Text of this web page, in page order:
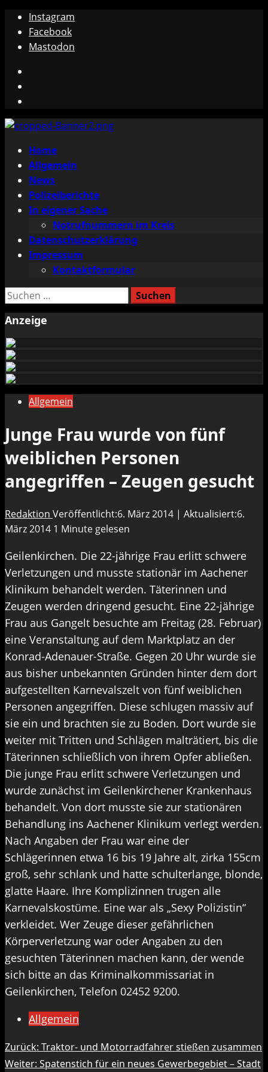
Zum
Inhalt
springen
Instagram
Facebook
Mastodon
Primäres
Menü
Home
Allgemein
News
Polizeiberichte
In eigener Sache
Notrufnummern im Kreis
Datenschutzerklärung
Impressum
Kontaktformular
Suchen
Anzeige
Allgemein
Junge Frau wurde von fünf
weiblichen Personen
angegriffen – Zeugen gesucht
Redaktion Veröffentlicht:6. März 2014 | Aktualisiert:6.
März 2014 1 Minute gelesen
Geilenkirchen. Die 22-jährige Frau erlitt schwere
Verletzungen und musste stationär im Aachener
Klinikum behandelt werden. Täterinnen und
Zeugen werden dringend gesucht. Eine 22-jährige
Frau aus Gangelt besuchte am Freitag (28. Februar)
eine Veranstaltung auf dem Marktplatz an der
Konrad-Adenauer-Straße. Gegen 20 Uhr wurde sie
aus bisher unbekannten Gründen hinter dem dort
aufgestellten Karnevalszelt von fünf weiblichen
Personen angegriffen. Diese schlugen massiv auf
sie ein und brachten sie zu Boden. Dort wurde sie
weiter mit Tritten und Schlägen malträtiert, bis die
Täterinnen schließlich von ihrem Opfer abließen.
Die junge Frau erlitt schwere Verletzungen und
wurde zunächst im Geilenkirchener Krankenhaus
behandelt. Von dort musste sie zur stationären
Behandlung ins Aachener Klinikum verlegt werden.
Nach Angaben der Frau war eine der
Schlägerinnen etwa 16 bis 19 Jahre alt, zirka 155cm
groß, sehr schlank und hatte schulterlange, blonde,
glatte Haare. Ihre Komplizinnen trugen alle
Karnevalskostüme. Eine war als „Sexy Polizistin“
verkleidet. Wer Zeuge dieser gefährlichen
Körperverletzung war oder Angaben zu den
gesuchten Täterinnen machen kann, der wende
sich bitte an das Kriminalkommissariat in
Geilenkirchen, Telefon 02452 9200.
Allgemein
Beitragsnavigation
Zurück: Traktor- und Motorradfahrer stießen zusammen
Weiter: Spatenstich für ein neues Gewerbegebiet – Stadt